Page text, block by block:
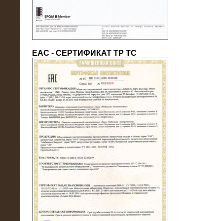
22.05.2016
Нагрузочный модуль в контейнере
10 МВт (0,4 кВ - напряжение)
ЕАС - СЕРТИФИКАТ ТР ТС